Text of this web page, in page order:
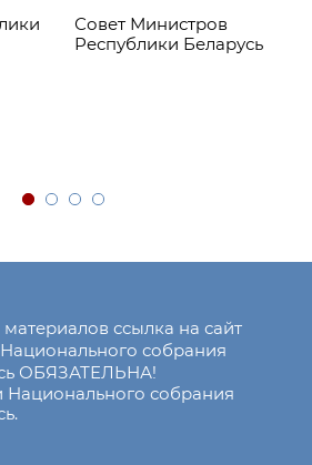
Совет Министров
Республики Беларусь
ссылка на сайт
собрания
ОБЯЗАТЕЛЬНА!
Национального собрания